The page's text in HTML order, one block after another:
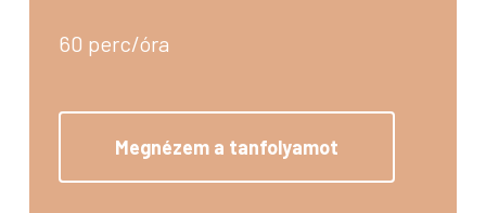
60 perc/óra
Megnézem a tanfolyamot